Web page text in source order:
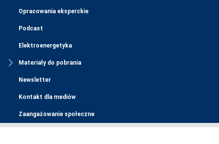
Opracowania eksperckie
Podcast
Elektroenergetyka
Materiały do pobrania
Newsletter
Kontakt dla mediów
Zaangażowanie społeczne